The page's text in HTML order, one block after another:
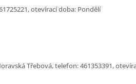
otevírací doba: Pondělí
Třebová, telefon: 461353391,